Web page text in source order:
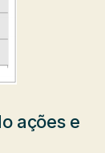
ações e